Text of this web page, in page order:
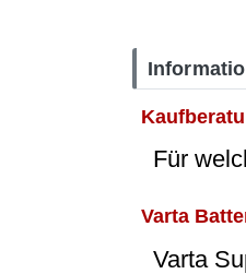
Für
Varta
Varta